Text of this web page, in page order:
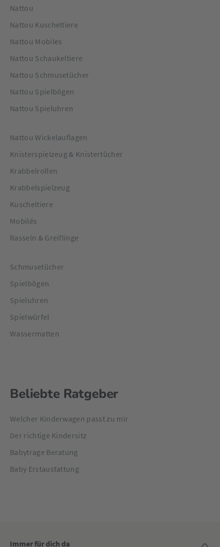
Nattou
Nattou Kuscheltiere
Nattou Mobiles
Nattou Schaukeltiere
Nattou Schmusetücher
Nattou Spielbögen
Nattou Spieluhren
Nattou Wickelauflagen
Knisterspielzeug & Knistertücher
Krabbelrollen
Krabbelspielzeug
Kuscheltiere
Mobilés
Rasseln & Greiflinge
Schmusetücher
Spielbögen
Spieluhren
Spielwürfel
Wassermatten
Beliebte Ratgeber
Welcher Kinderwagen passt zu mir
Der richtige Kindersitz
Babytrage Beratung
Baby Erstaustattung
Immer für dich da